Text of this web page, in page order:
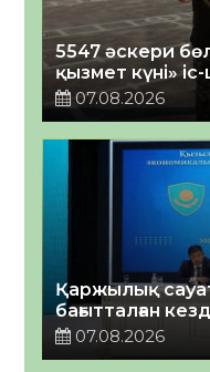
5547 әскери
қызмет күні»
07.08.2026
Қаржылық
бағытталған
07.08.2026